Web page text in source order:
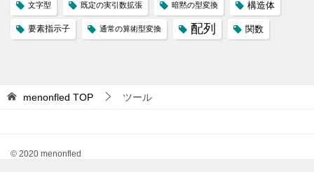
文字型 既定の実引数拡張 暗黙の型変換 構造体
要素指示子 通常の算術型変換 配列 関数
menonfled TOP ツール
© 2020 menonfled